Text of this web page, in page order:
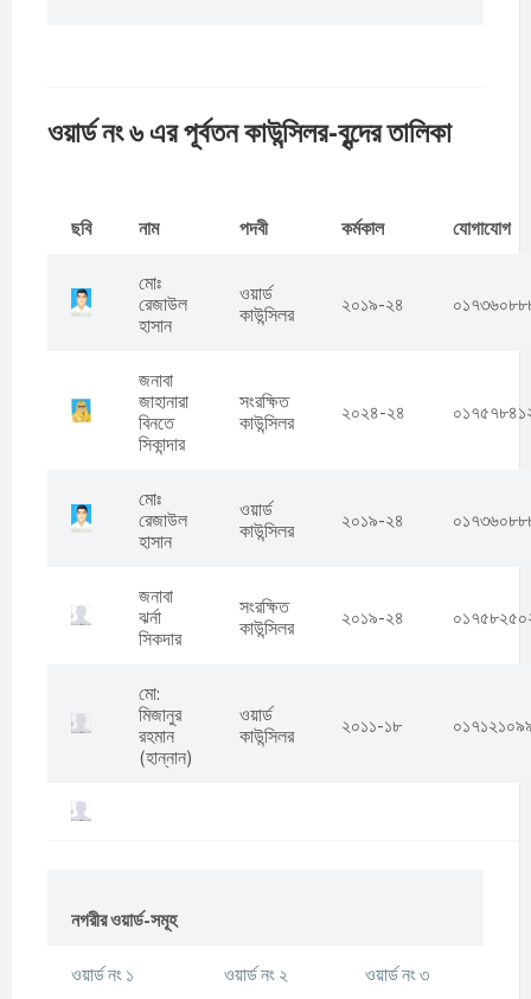
ওয়ার্ড নং ৬ এর পূর্বতন কাউন্সিলর-বৃন্দের তালিকা
ছবি নাম পদবী কর্মকাল যোগাযোগ
মোঃ
রেজাউল
হাসান
ওয়ার্ড
কাউন্সিলর
২০১৯-২৪
জনাবা
জাহানারা
বিনতে
সিকান্দার
সংরক্ষিত
কাউন্সিলর
২০২৪-২৪
মোঃ
রেজাউল
হাসান
ওয়ার্ড
কাউন্সিলর
২০১৯-২৪
জনাবা
ঝর্না
সিকদার
সংরক্ষিত
কাউন্সিলর
২০১৯-২৪
মো:
মিজানুর
রহমান
(হান্নান)
ওয়ার্ড
কাউন্সিলর
২০১১-১৮
নগরীর ওয়ার্ড-সমূহ
ওয়ার্ড নং ১ ওয়ার্ড নং ২ ওয়ার্ড নং ৩